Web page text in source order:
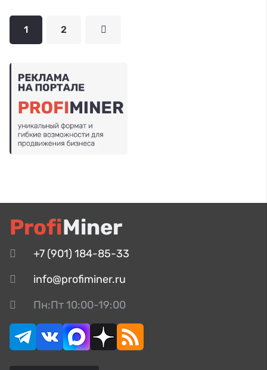
1 2
ProfiMiner
+7 (901) 184-85-33
info@profiminer.ru
Пн:Пт 10:00-19:00